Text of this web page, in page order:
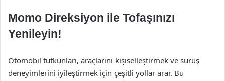
Momo Direksiyon ile Tofaşınızı
Yenileyin!
Otomobil tutkunları, araçlarını kişiselleştirmek ve sürüş
deneyimlerini iyileştirmek için çeşitli yollar arar. Bu